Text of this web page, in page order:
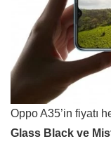
Oppo A35’in fiyatı
Glass Black ve